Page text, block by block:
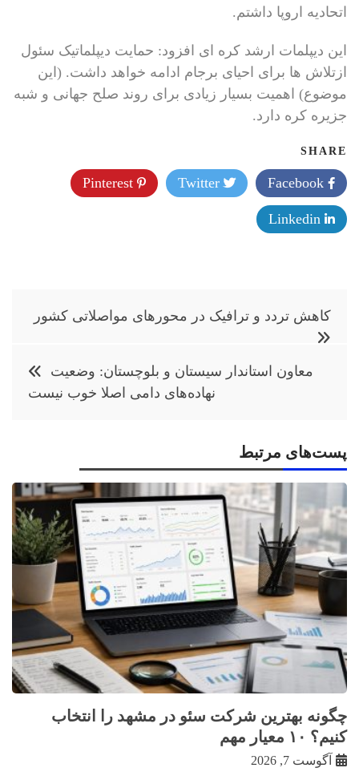
اتحادیه اروپا داشتم.
این دیپلمات ارشد کره ای افزود: حمایت دیپلماتیک سئول
ازتلاش ها برای احیای برجام ادامه خواهد داشت. (این
موضوع) اهمیت بسیار زیادی برای روند صلح جهانی و شبه
جزیره کره دارد.
SHARE
Twitter
راهبری
نوشته
کاهش تردد و ترافیک در محورهای مواصلاتی کشور
معاون استاندار سیستان و بلوچستان: وضعیت
نهاده‌های دامی اصلا خوب نیست
پست‌های مرتبط
چگونه بهترین شرکت سئو در مشهد را انتخاب
کنیم؟ ۱۰ معیار مهم
آگوست 7, 2026